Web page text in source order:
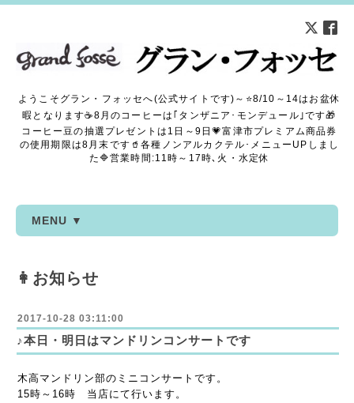
ようこそグラン・フォッセへ(公式サイトです)～⭐8/10～14はお盆休
暇となります☕8月のコーヒーは｢タンザニア･モンデュール｣です🎁
コーヒー豆の抽選プレゼントは1日～9日💗富津市プレミアム商品券
の使用期限は8月末です🥤各種ノンアルカクテル･メニューUPしまし
た🔷営業時間:11時～17時､火・水定休
MENU ▼
👩お知らせ
2017-10-28 03:11:00
♪本日・明日はマンドリンコンサートです
木高マンドリン部のミニコンサートです。
15時～16時 当店にて行います。